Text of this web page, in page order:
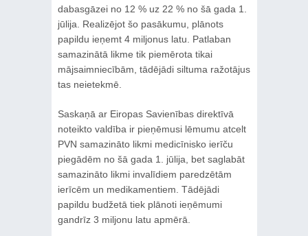
dabasgāzei no 12 % uz 22 % no šā gada 1.
jūlija. Realizējot šo pasākumu, plānots
papildu ieņemt 4 miljonus latu. Patlaban
samazinātā likme tik piemērota tikai
mājsaimniecībām, tādējādi siltuma ražotājus
tas neietekmē.
Saskaņā ar Eiropas Savienības direktīvā
noteikto valdība ir pieņēmusi lēmumu atcelt
PVN samazināto likmi medicīnisko ierīču
piegādēm no šā gada 1. jūlija, bet saglabāt
samazināto likmi invalīdiem paredzētām
ierīcēm un medikamentiem. Tādējādi
papildu budžetā tiek plānoti ieņēmumi
gandrīz 3 miljonu latu apmērā.